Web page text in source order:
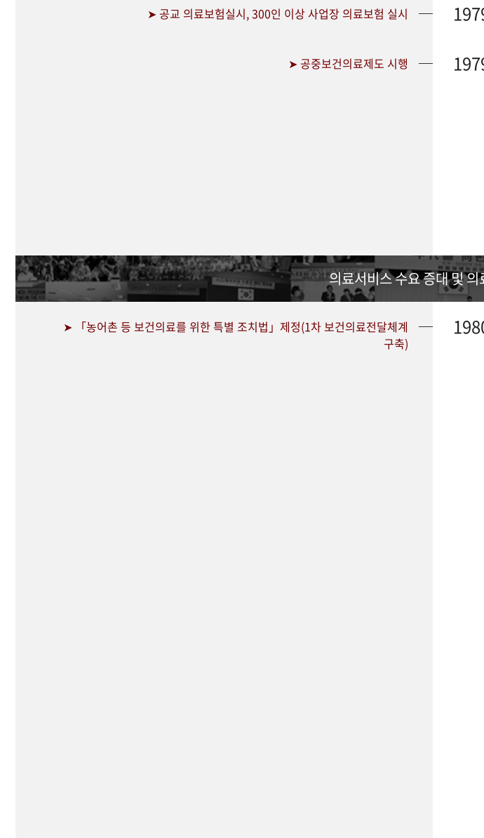
➤ 공교 의료보험실시, 300인 이상 사업장 의료보험 실시
➤ 공중보건의료제도 시행
의료서비스 수요 증대 및
➤ 「농어촌 등 보건의료를 위한 특별 조치법」제정(1차 보건의료전달체계
구축)